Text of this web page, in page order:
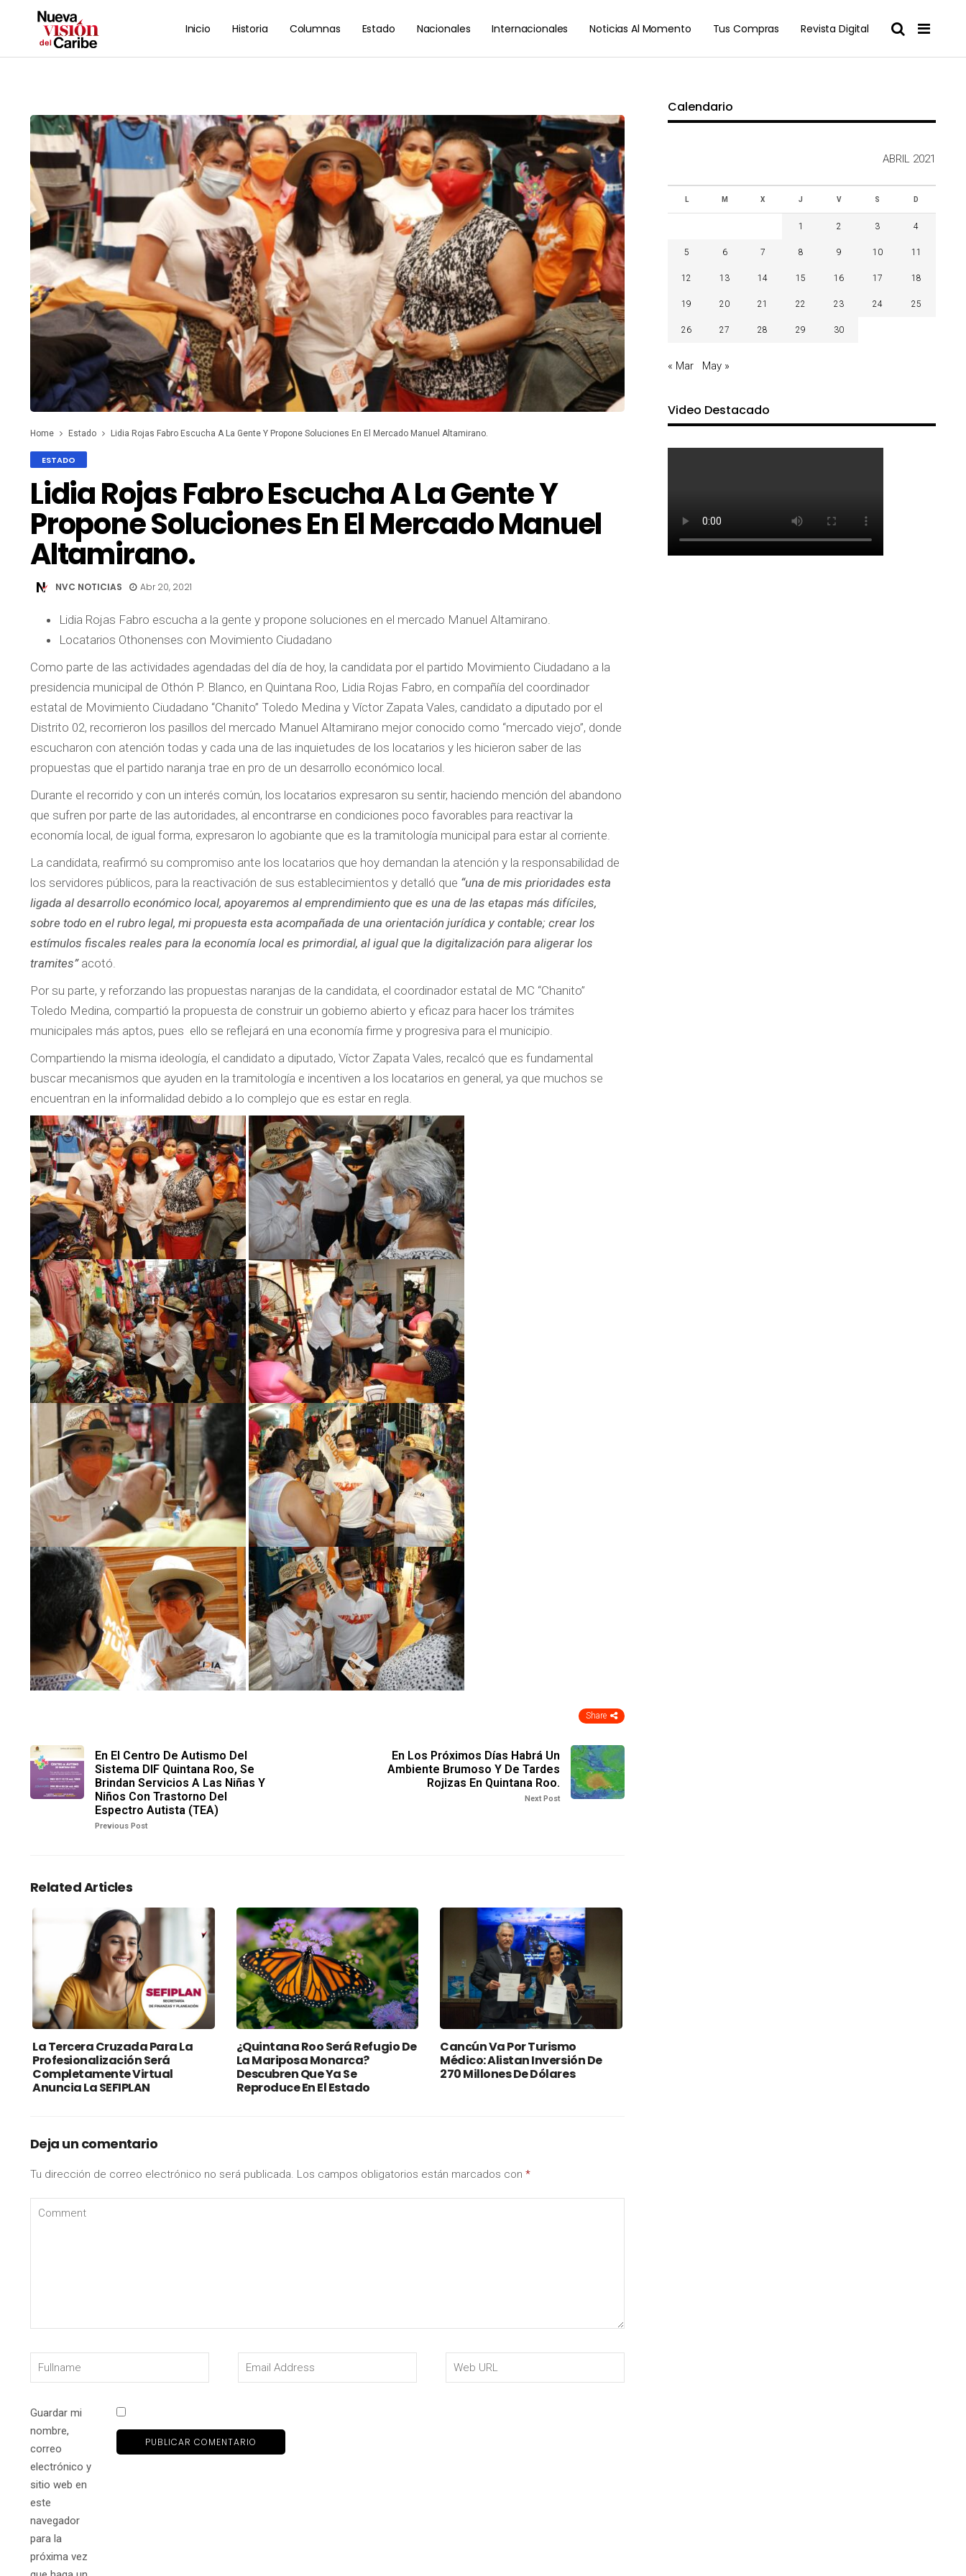
Inicio Historia Columnas Estado Nacionales Internacionales Noticias Al Momento Tus Compras Revista Digital
Home Estado Lidia Rojas Fabro Escucha A La Gente Y Propone Soluciones En El Mercado Manuel Altamirano.
ESTADO
Lidia Rojas Fabro Escucha A La Gente Y
Propone Soluciones En El Mercado Manuel
Altamirano.
NVC NOTICIAS Abr 20, 2021
Lidia Rojas Fabro escucha a la gente y propone soluciones en el mercado Manuel Altamirano.
Locatarios Othonenses con Movimiento Ciudadano
Como parte de las actividades agendadas del día de hoy, la candidata por el partido Movimiento Ciudadano a la
presidencia municipal de Othón P. Blanco, en Quintana Roo, Lidia Rojas Fabro, en compañía del coordinador
estatal de Movimiento Ciudadano “Chanito” Toledo Medina y Víctor Zapata Vales, candidato a diputado por el
Distrito 02, recorrieron los pasillos del mercado Manuel Altamirano mejor conocido como “mercado viejo”, donde
escucharon con atención todas y cada una de las inquietudes de los locatarios y les hicieron saber de las
propuestas que el partido naranja trae en pro de un desarrollo económico local.
Durante el recorrido y con un interés común, los locatarios expresaron su sentir, haciendo mención del abandono
que sufren por parte de las autoridades, al encontrarse en condiciones poco favorables para reactivar la
economía local, de igual forma, expresaron lo agobiante que es la tramitología municipal para estar al corriente.
La candidata, reafirmó su compromiso ante los locatarios que hoy demandan la atención y la responsabilidad de
los servidores públicos, para la reactivación de sus establecimientos y detalló que “una de mis prioridades esta
ligada al desarrollo económico local, apoyaremos al emprendimiento que es una de las etapas más difíciles,
sobre todo en el rubro legal, mi propuesta esta acompañada de una orientación jurídica y contable; crear los
estímulos fiscales reales para la economía local es primordial, al igual que la digitalización para aligerar los
tramites”acotó.
Por su parte, y reforzando las propuestas naranjas de la candidata, el coordinador estatal de MC “Chanito”
Toledo Medina, compartió la propuesta de construir un gobierno abierto y eficaz para hacer los trámites
municipales más aptos, pues ello se reflejará en una economía firme y progresiva para el municipio.
Compartiendo la misma ideología, el candidato a diputado, Víctor Zapata Vales, recalcó que es fundamental
buscar mecanismos que ayuden en la tramitología e incentiven a los locatarios en general, ya que muchos se
encuentran en la informalidad debido a lo complejo que es estar en regla.
Share
En El Centro De Autismo Del
Sistema DIF Quintana Roo, Se
Brindan Servicios A Las Niñas Y
Niños Con Trastorno Del
Espectro Autista (TEA)
Previous Post
En Los Próximos Días Habrá Un
Ambiente Brumoso Y De Tardes
Rojizas En Quintana Roo.
Next Post
Related Articles
La Tercera Cruzada Para La
Profesionalización Será
Completamente Virtual
Anuncia La SEFIPLAN
¿Quintana Roo Será Refugio De
La Mariposa Monarca?
Descubren Que Ya Se
Reproduce En El Estado
Cancún Va Por Turismo
Médico: Alistan Inversión De
270 Millones De Dólares
Deja un comentario
Tu dirección de correo electrónico no será publicada. Los campos obligatorios están marcados con *
Guardar mi
nombre,
correo
electrónico y
sitio web en
este
navegador
para la
próxima vez
Calendario
ABRIL 2021
L M X J V S D
1 2 3 4
5 6 7 8 9 10 11
12 13 14 15 16 17 18
19 20 21 22 23 24 25
26 27 28 29 30
« Mar May »
Video Destacado